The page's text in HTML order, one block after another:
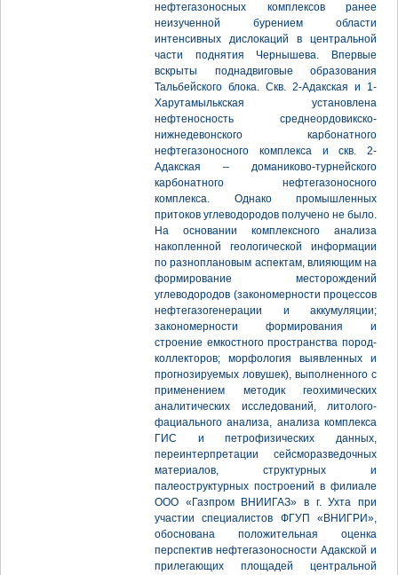
нефтегазоносных комплексов ранее
неизученной бурением области
интенсивных дислокаций в центральной
части поднятия Чернышева. Впервые
вскрыты поднадвиговые образования
Тальбейского блока. Скв. 2-Адакская и 1-
Харутамылькская установлена
нефтеносность среднеордовикско-
нижнедевонского карбонатного
нефтегазоносного комплекса и скв. 2-
Адакская – доманиково-турнейского
карбонатного нефтегазоносного
комплекса. Однако промышленных
притоков углеводородов получено не было.
На основании комплексного анализа
накопленной геологической информации
по разноплановым аспектам, влияющим на
формирование месторождений
углеводородов (закономерности процессов
нефтегазогенерации и аккумуляции;
закономерности формирования и
строение емкостного пространства пород-
коллекторов; морфология выявленных и
прогнозируемых ловушек), выполненного с
применением методик геохимических
аналитических исследований, литолого-
фациального анализа, анализа комплекса
ГИС и петрофизических данных,
переинтерпретации сейсморазведочных
материалов, структурных и
палеоструктурных построений в филиале
ООО «Газпром ВНИИГАЗ» в г. Ухта при
участии специалистов ФГУП «ВНИГРИ»,
обоснована положительная оценка
перспектив нефтегазоносности Адакской и
прилегающих площадей центральной